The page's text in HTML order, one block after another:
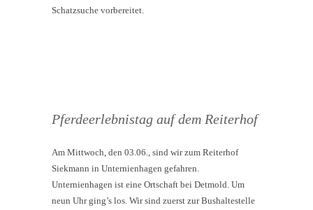
Schatzsuche vorbereitet.
Pferdeerlebnistag auf dem Reiterhof
Am Mittwoch, den 03.06., sind wir zum Reiterhof
Siekmann in Unternienhagen gefahren.
Unternienhagen ist eine Ortschaft bei Detmold. Um
neun Uhr ging’s los. Wir sind zuerst zur Bushaltestelle